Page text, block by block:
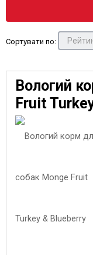
Сортувати по:
Вологий
Fruit